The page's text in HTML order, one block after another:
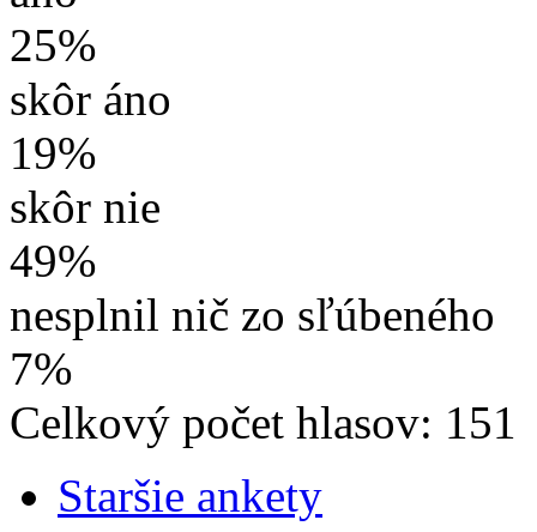
25%
skôr áno
19%
skôr nie
49%
nesplnil nič zo sľúbeného
7%
Celkový počet hlasov: 151
Staršie ankety